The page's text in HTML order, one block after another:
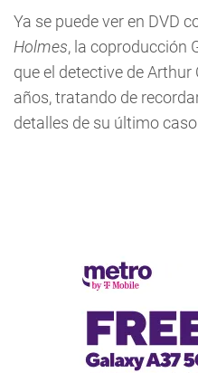
Ya se puede ver en DVD
Holmes, la coproducción
que el detective de
años, tratando de
detalles de su último